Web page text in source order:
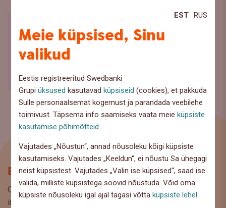
EST RUS
Meie küpsised, Sinu
valikud
Eestis registreeritud Swedbanki
Grupiüksused kasutavadküpsiseid (cookies), et pakkuda
Sulle personaalsemat kogemust ja parandada veebilehe
toimivust. Täpsema info saamiseks vaata meieküpsiste
kasutamise põhimõtteid.
Vajutades „Nõustun“, annad nõusoleku kõigi küpsiste
kasutamiseks. Vajutades „Keeldun“, ei nõustu Sa ühegagi
neist küpsistest. Vajutades „Valin ise küpsised“, saad ise
valida, milliste küpsistega soovid nõustuda. Võid oma
küpsiste nõusoleku igal ajal tagasi võttaküpsiste lehel.
Blogi
Oled Swedbanki blogi lehel, kus pakume lugejaile huvitavat
infot ja kasulikke nõuandeid, et saaksite teha kaalutud